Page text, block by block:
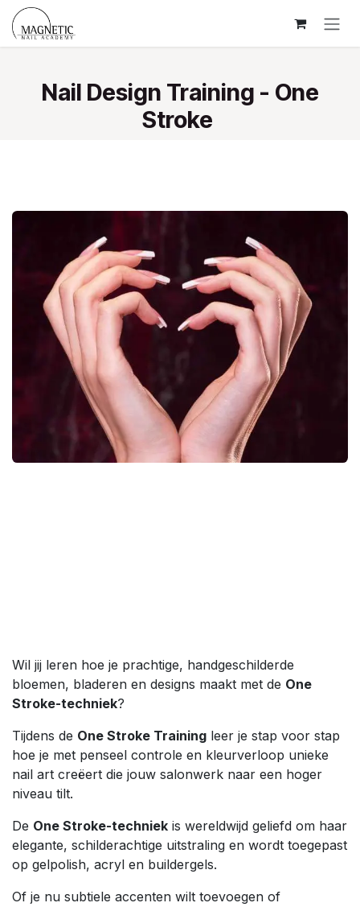
Overslaan naar inhoud
Nail Design Training - One
Stroke
Wil jij leren hoe je prachtige, handgeschilderde
bloemen, bladeren en designs maakt met de One
Stroke-techniek?
Tijdens de One Stroke Training leer je stap voor stap
hoe je met penseel controle en kleurverloop unieke
nail art creëert die jouw salonwerk naar een hoger
niveau tilt.
De One Stroke-techniek is wereldwijd geliefd om haar
elegante, schilderachtige uitstraling en wordt toegepast
op gelpolish, acryl en buildergels.
Of je nu subtiele accenten wilt toevoegen of